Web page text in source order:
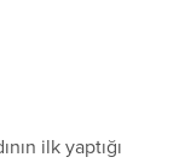
ilk yaptığı